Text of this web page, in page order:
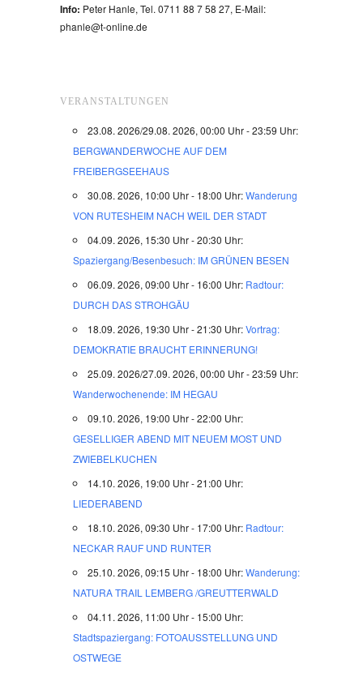
Info: Peter Hanle, Tel. 0711 88 7 58 27, E-Mail:
phanle@t-online.de
VERANSTALTUNGEN
23.08. 2026/29.08. 2026, 00:00 Uhr - 23:59 Uhr:
BERGWANDERWOCHE AUF DEM
FREIBERGSEEHAUS
30.08. 2026, 10:00 Uhr - 18:00 Uhr:Wanderung
VON RUTESHEIM NACH WEIL DER STADT
04.09. 2026, 15:30 Uhr - 20:30 Uhr:
Spaziergang/Besenbesuch: IM GRÜNEN BESEN
06.09. 2026, 09:00 Uhr - 16:00 Uhr: Radtour:
DURCH DAS STROHGÄU
18.09. 2026, 19:30 Uhr - 21:30 Uhr:Vortrag:
DEMOKRATIE BRAUCHT ERINNERUNG!
25.09. 2026/27.09. 2026, 00:00 Uhr - 23:59 Uhr:
Wanderwochenende: IM HEGAU
09.10. 2026, 19:00 Uhr - 22:00 Uhr:
GESELLIGER ABEND MIT NEUEM MOST UND
ZWIEBELKUCHEN
14.10. 2026, 19:00 Uhr - 21:00 Uhr:
LIEDERABEND
18.10. 2026, 09:30 Uhr - 17:00 Uhr: Radtour:
NECKAR RAUF UND RUNTER
25.10. 2026, 09:15 Uhr - 18:00 Uhr:Wanderung:
NATURA TRAIL LEMBERG /GREUTTERWALD
04.11. 2026, 11:00 Uhr - 15:00 Uhr:
Stadtspaziergang: FOTOAUSSTELLUNG UND
OSTWEGE